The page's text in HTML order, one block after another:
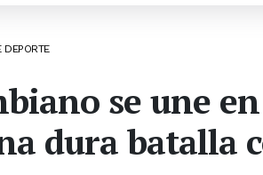
DEPORTE
se une
dura batalla